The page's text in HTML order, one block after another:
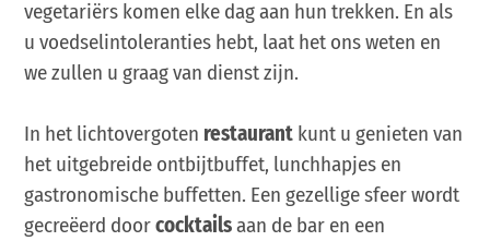
vegetariërs komen elke dag aan hun trekken. En als
u voedselintoleranties hebt, laat het ons weten en
we zullen u graag van dienst zijn.
In het lichtovergoten restaurant kunt u genieten van
het uitgebreide ontbijtbuffet, lunchhapjes en
gastronomische buffetten. Een gezellige sfeer wordt
gecreëerd doorcocktailsaan de bar en een